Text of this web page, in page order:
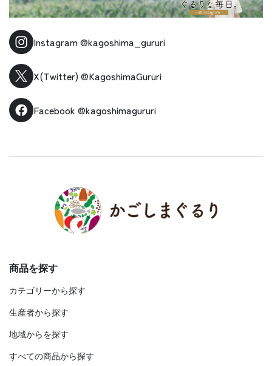
Instagram@kagoshima_gururi
X(Twitter) @KagoshimaGururi
Facebook @kagoshimagururi
商品を探す
カテゴリーから探す
生産者から探す
地域からを探す
すべての商品から探す